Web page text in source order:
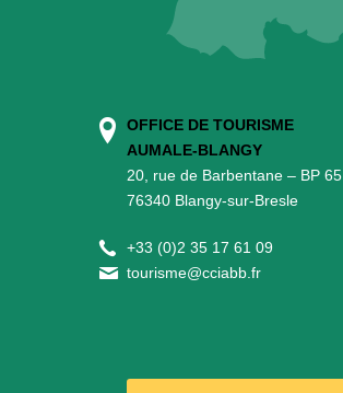
OFFICE DE TOURISME
AUMALE-BLANGY
20, rue de Barbentane – BP 65
76340 Blangy-sur-Bresle
+33 (0)2 35 17 61 09
tourisme@cciabb.fr